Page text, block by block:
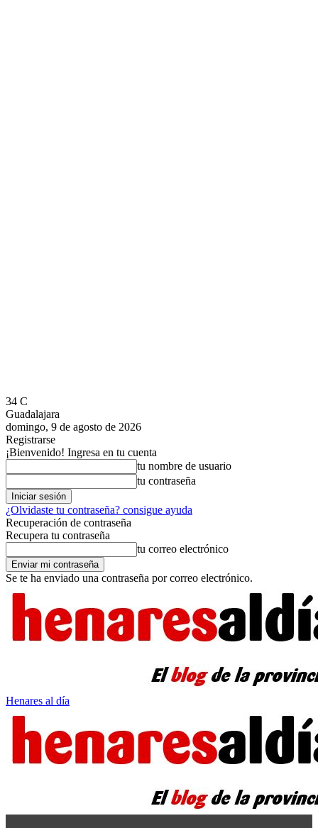
34 C
Guadalajara
domingo, 9 de agosto de 2026
Registrarse
¡Bienvenido! Ingresa en tu cuenta
tu nombre de usuario
tu contraseña
¿Olvidaste tu contraseña? consigue ayuda
Recuperación de contraseña
Recupera tu contraseña
tu correo electrónico
Se te ha enviado una contraseña por correo electrónico.
Henares al día